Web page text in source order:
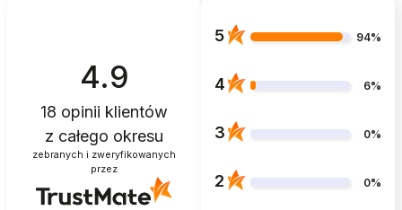
4.9
18 opinii klientów
z całego okresu
zebranych i zweryfikowanych
przez
5 94%
4 6%
3 0%
2 0%